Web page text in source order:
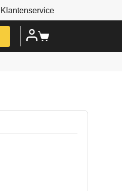
Klantenservice